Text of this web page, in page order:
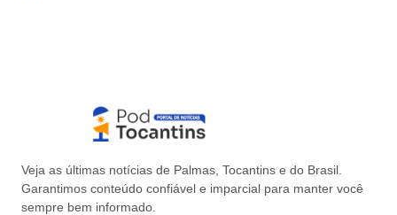
Veja as últimas notícias de Palmas, Tocantins e do Brasil.
Garantimos conteúdo confiável e imparcial para manter você
sempre bem informado.